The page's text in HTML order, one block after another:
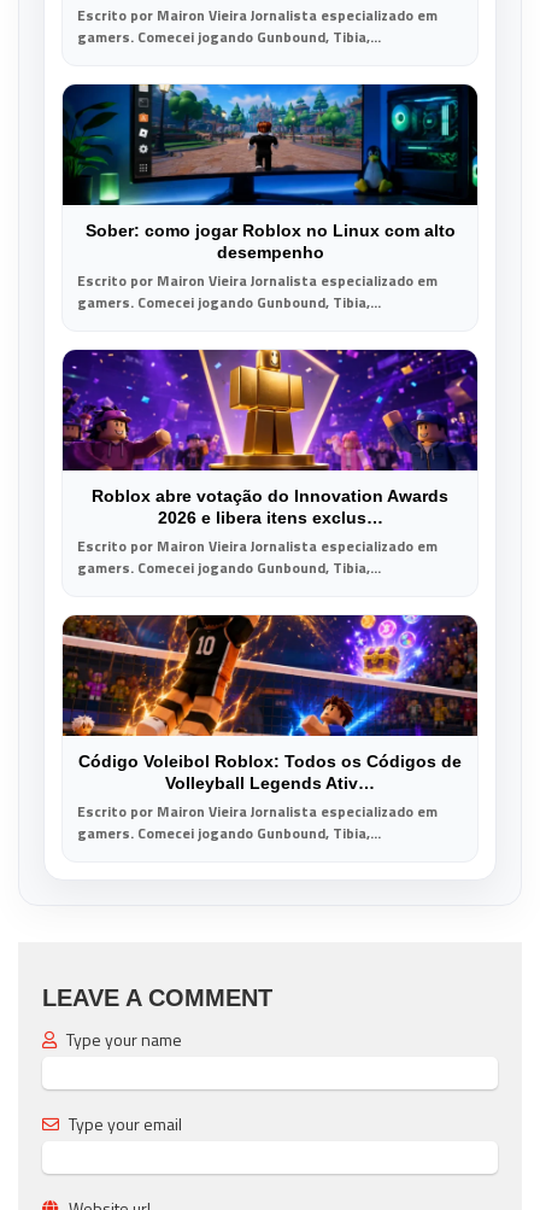
Escrito por Mairon Vieira Jornalista especializado em
gamers. Comecei jogando Gunbound, Tibia,...
Sober: como jogar Roblox no Linux com alto
desempenho
Escrito por Mairon Vieira Jornalista especializado em
gamers. Comecei jogando Gunbound, Tibia,...
Roblox abre votação do Innovation Awards
2026 e libera itens exclus…
Escrito por Mairon Vieira Jornalista especializado em
gamers. Comecei jogando Gunbound, Tibia,...
Código Voleibol Roblox: Todos os Códigos de
Volleyball Legends Ativ…
Escrito por Mairon Vieira Jornalista especializado em
gamers. Comecei jogando Gunbound, Tibia,...
LEAVE A COMMENT
Type your name
Type your email